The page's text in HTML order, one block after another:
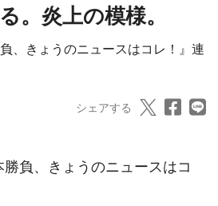
。炎上の模様。
、きょうのニュースはコレ！』連
シェアする
負、きょうのニュースはコ